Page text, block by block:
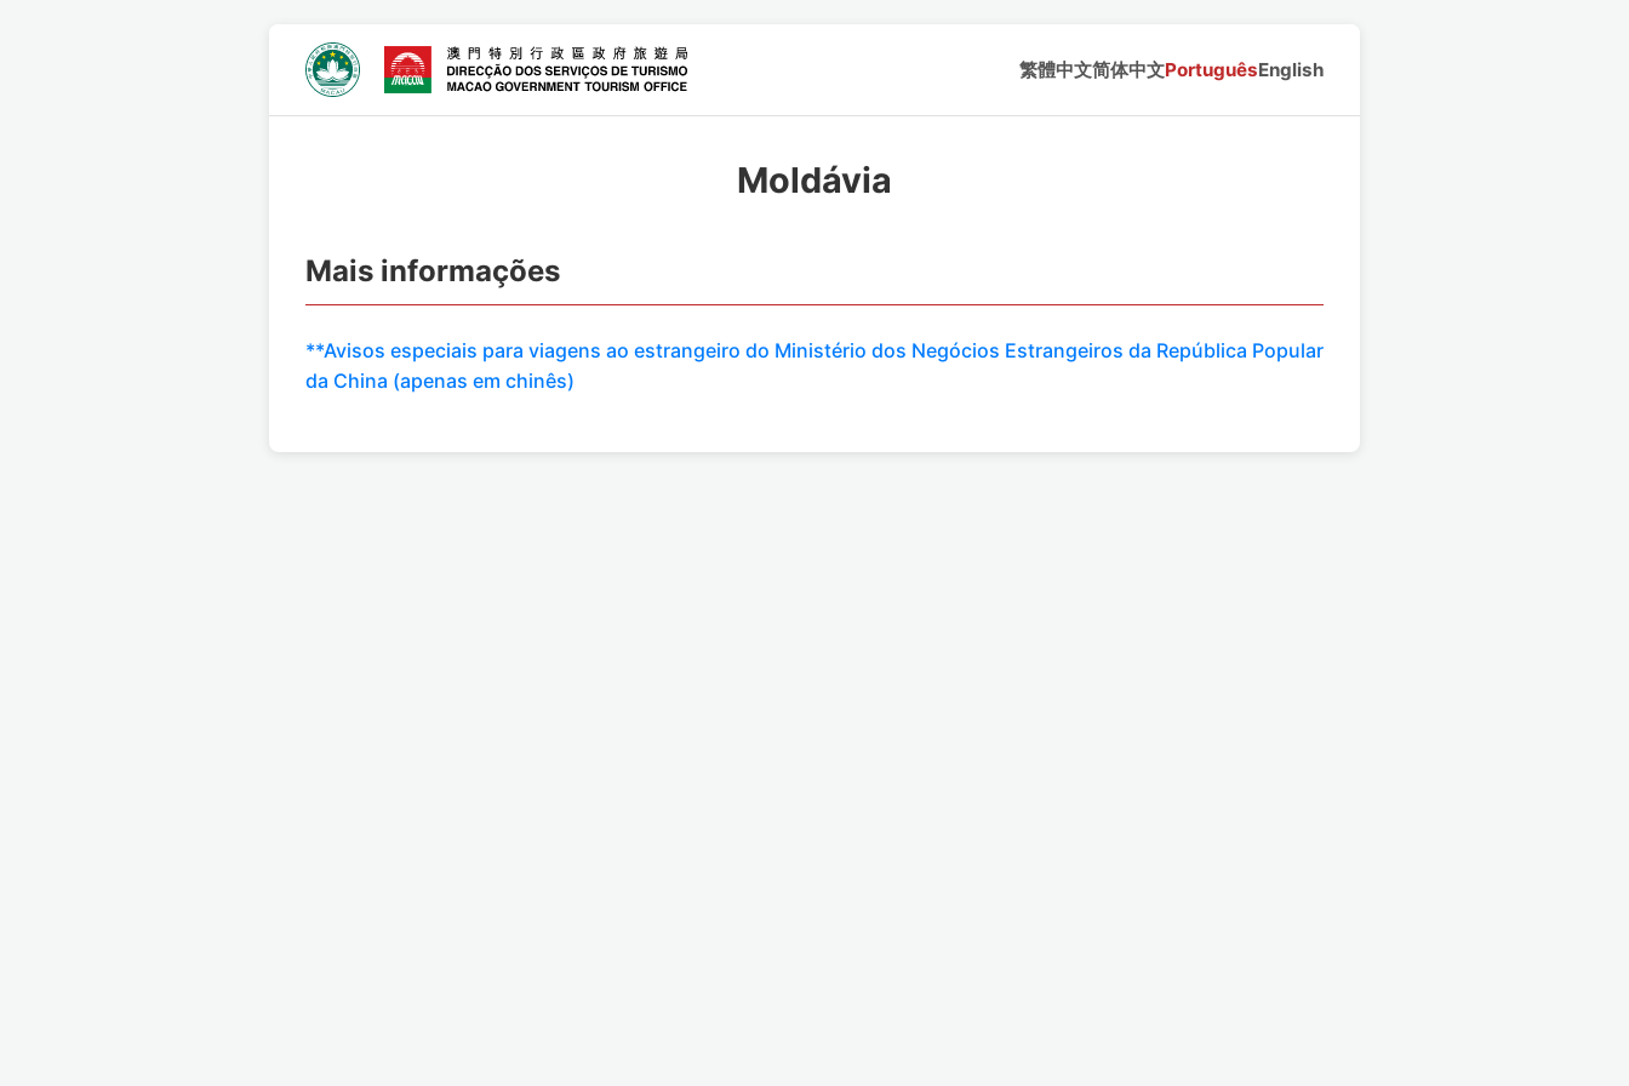
繁體中文简体中文PortuguêsEnglish
Moldávia
Mais informações
**Avisos especiais para viagens ao estrangeiro do Ministério dos Negócios Estrangeiros da República Popular
da China (apenas em chinês)